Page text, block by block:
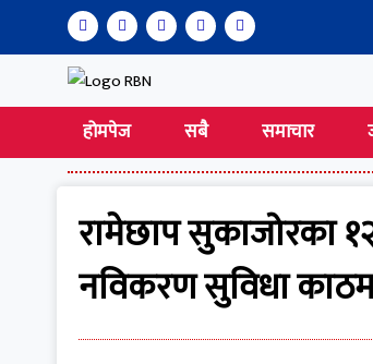
होमपेज सबै समाचार
रामेछाप सुकाजोरका
नविकरण सुविधा